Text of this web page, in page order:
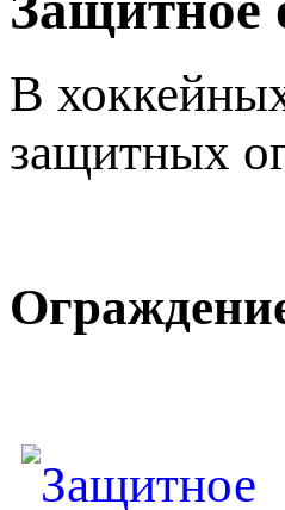
В
защитных